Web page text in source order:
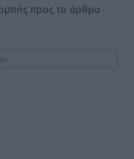
προς το άρθρο